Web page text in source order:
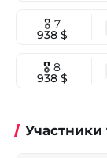
🎖 7
938 $
🎖 8
938 $
Участники